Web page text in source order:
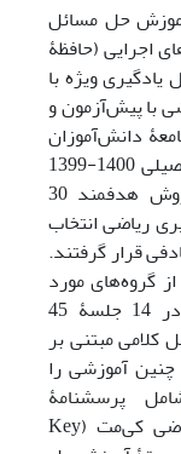
حل مسائل
اجرایی (حافظۀ
یادگیری ویژه با
با پیش‌آزمون و
دانش‌آموزان
پسر دورۀ ابتدایی شهر تبریز در سال تحصیلی 1400-1399
که اختلال یادگیری ویژه داشتند، به روش هدفمند 30
ریاضی انتخاب
تصادفی قرار گرفتند.
گروه‌های مورد
مطالعه اخذ شد. سپس گروه آزمایش در 14 جلسۀ 45
کلامی مبتنی بر
چنین آموزشی را
پرسشنامۀ
کارکردهای اجرایی (BRIEF)، آزمون ریاضی کی‌مت (Key